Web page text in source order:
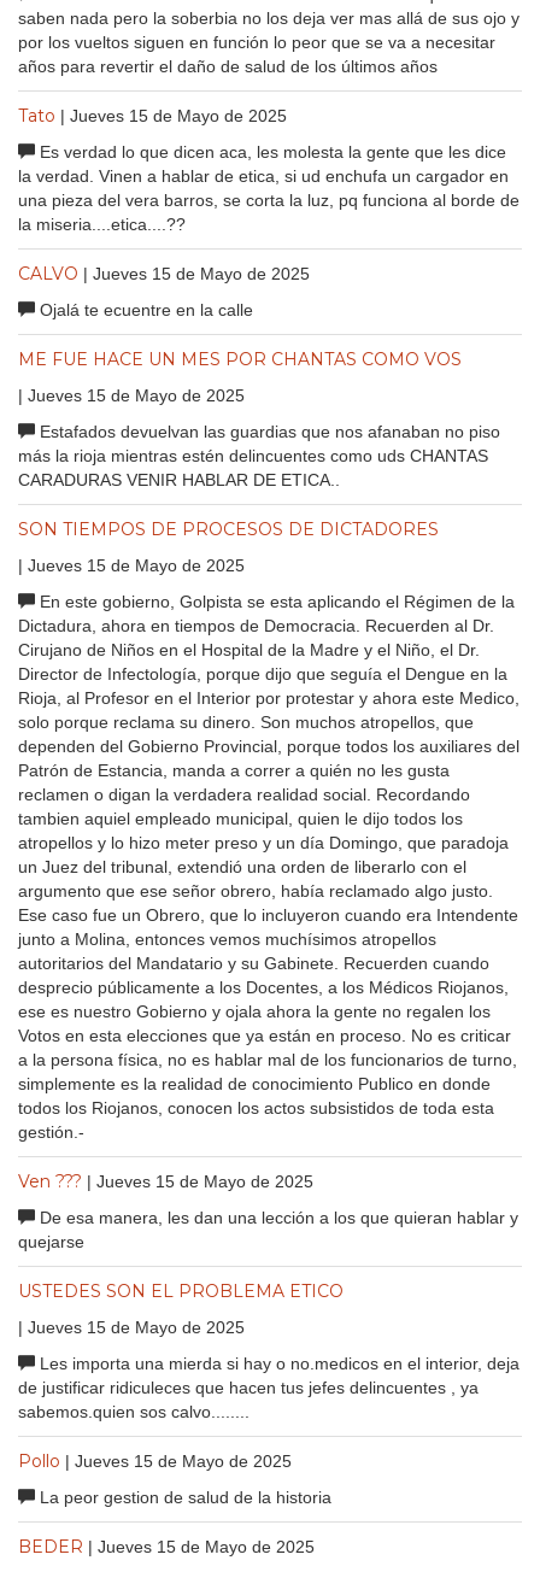
saben nada pero la soberbia no los deja ver mas allá de sus ojo y
por los vueltos siguen en función lo peor que se va a necesitar
años para revertir el daño de salud de los últimos años
Tato | Jueves 15 de Mayo de 2025
Es verdad lo que dicen aca, les molesta la gente que les dice
la verdad. Vinen a hablar de etica, si ud enchufa un cargador en
una pieza del vera barros, se corta la luz, pq funciona al borde de
la miseria....etica....??
CALVO | Jueves 15 de Mayo de 2025
Ojalá te ecuentre en la calle
ME FUE HACE UN MES POR CHANTAS COMO VOS
| Jueves 15 de Mayo de 2025
Estafados devuelvan las guardias que nos afanaban no piso
más la rioja mientras estén delincuentes como uds CHANTAS
CARADURAS VENIR HABLAR DE ETICA..
SON TIEMPOS DE PROCESOS DE DICTADORES
| Jueves 15 de Mayo de 2025
En este gobierno, Golpista se esta aplicando el Régimen de la
Dictadura, ahora en tiempos de Democracia. Recuerden al Dr.
Cirujano de Niños en el Hospital de la Madre y el Niño, el Dr.
Director de Infectología, porque dijo que seguía el Dengue en la
Rioja, al Profesor en el Interior por protestar y ahora este Medico,
solo porque reclama su dinero. Son muchos atropellos, que
dependen del Gobierno Provincial, porque todos los auxiliares del
Patrón de Estancia, manda a correr a quién no les gusta
reclamen o digan la verdadera realidad social. Recordando
tambien aquiel empleado municipal, quien le dijo todos los
atropellos y lo hizo meter preso y un día Domingo, que paradoja
un Juez del tribunal, extendió una orden de liberarlo con el
argumento que ese señor obrero, había reclamado algo justo.
Ese caso fue un Obrero, que lo incluyeron cuando era Intendente
junto a Molina, entonces vemos muchísimos atropellos
autoritarios del Mandatario y su Gabinete. Recuerden cuando
desprecio públicamente a los Docentes, a los Médicos Riojanos,
ese es nuestro Gobierno y ojala ahora la gente no regalen los
Votos en esta elecciones que ya están en proceso. No es criticar
a la persona física, no es hablar mal de los funcionarios de turno,
simplemente es la realidad de conocimiento Publico en donde
todos los Riojanos, conocen los actos subsistidos de toda esta
gestión.-
Ven ??? | Jueves 15 de Mayo de 2025
De esa manera, les dan una lección a los que quieran hablar y
quejarse
USTEDES SON EL PROBLEMA ETICO
| Jueves 15 de Mayo de 2025
Les importa una mierda si hay o no.medicos en el interior, deja
de justificar ridiculeces que hacen tus jefes delincuentes , ya
sabemos.quien sos calvo........
Pollo | Jueves 15 de Mayo de 2025
La peor gestion de salud de la historia
BEDER | Jueves 15 de Mayo de 2025